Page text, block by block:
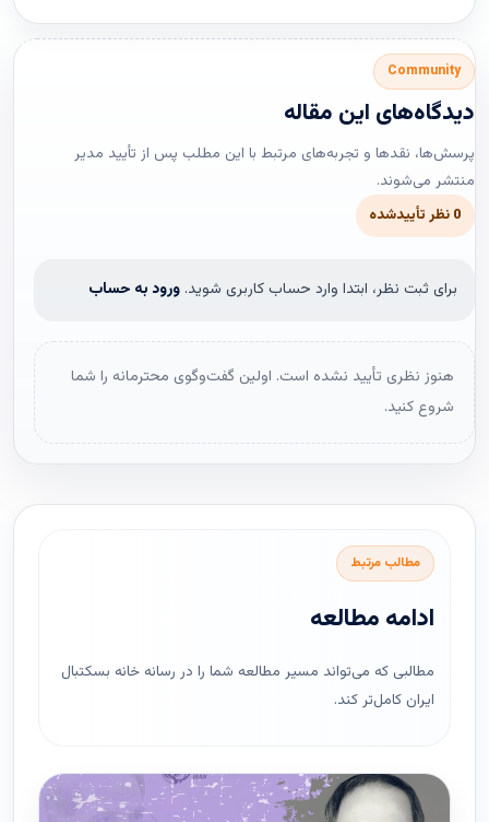
Community
دیدگاه‌های این مقاله
پرسش‌ها، نقدها و تجربه‌های مرتبط با این مطلب پس از تأیید مدیر
منتشر می‌شوند.
0 نظر تأییدشده
برای ثبت نظر، ابتدا وارد حساب کاربری شوید. ورود به حساب
هنوز نظری تأیید نشده است. اولین گفت‌وگوی محترمانه را شما
شروع کنید.
مطالب مرتبط
ادامه مطالعه
مطالبی که می‌تواند مسیر مطالعه شما را در رسانه خانه بسکتبال
ایران کامل‌تر کند.